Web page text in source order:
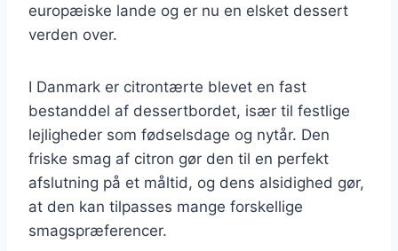
europæiske lande og er nu en elsket dessert
verden over.
I Danmark er citrontærte blevet en fast
bestanddel af dessertbordet, især til festlige
lejligheder som fødselsdage og nytår. Den
friske smag af citron gør den til en perfekt
afslutning på et måltid, og dens alsidighed gør,
at den kan tilpasses mange forskellige
smagspræferencer.